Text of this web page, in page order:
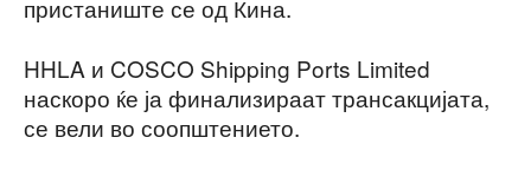
пристаниште се од Кина.
HHLA и COSCO Shipping Ports Limited
наскоро ќе ја финализираат трансакцијата,
се вели во соопштението.